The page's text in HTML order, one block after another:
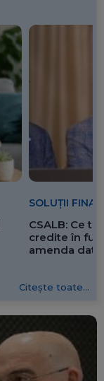
SOLUȚII
CSALB: Ce
credite în
amenda
Citește toate...